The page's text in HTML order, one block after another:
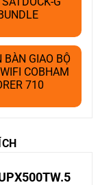
BÀN GIAO BỘ
COBHAM
710